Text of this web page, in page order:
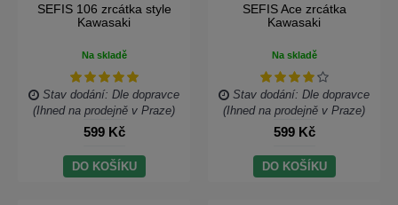
SEFIS 106 zrcátka style
Kawasaki
Na skladě
Stav dodání: Dle dopravce
(Ihned na prodejně v Praze)
599 Kč
DO KOŠÍKU
SEFIS Ace zrcátka
Kawasaki
Na skladě
Stav dodání: Dle dopravce
(Ihned na prodejně v Praze)
599 Kč
DO KOŠÍKU